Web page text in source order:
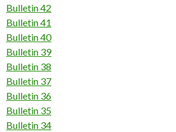
Bulletin 42
Bulletin 41
Bulletin 40
Bulletin 39
Bulletin 38
Bulletin 37
Bulletin 36
Bulletin 35
Bulletin 34